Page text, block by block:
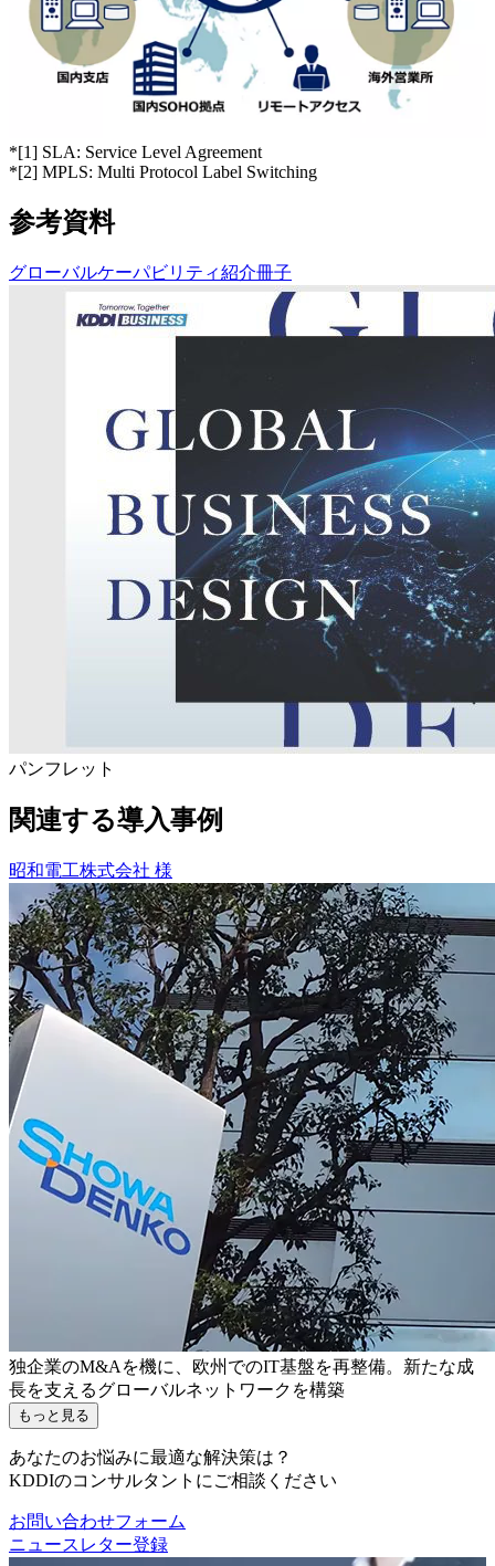
*[1] SLA: Service Level Agreement
*[2] MPLS: Multi Protocol Label Switching
参考資料
グローバルケーパビリティ紹介冊子
パンフレット
関連する導入事例
昭和電工株式会社 様
独企業のM&Aを機に、欧州でのIT基盤を再整備。新たな成
長を支えるグローバルネットワークを構築
もっと見る
あなたのお悩みに最適な解決策は？
KDDIのコンサルタントにご相談ください
お問い合わせフォーム
ニュースレター登録